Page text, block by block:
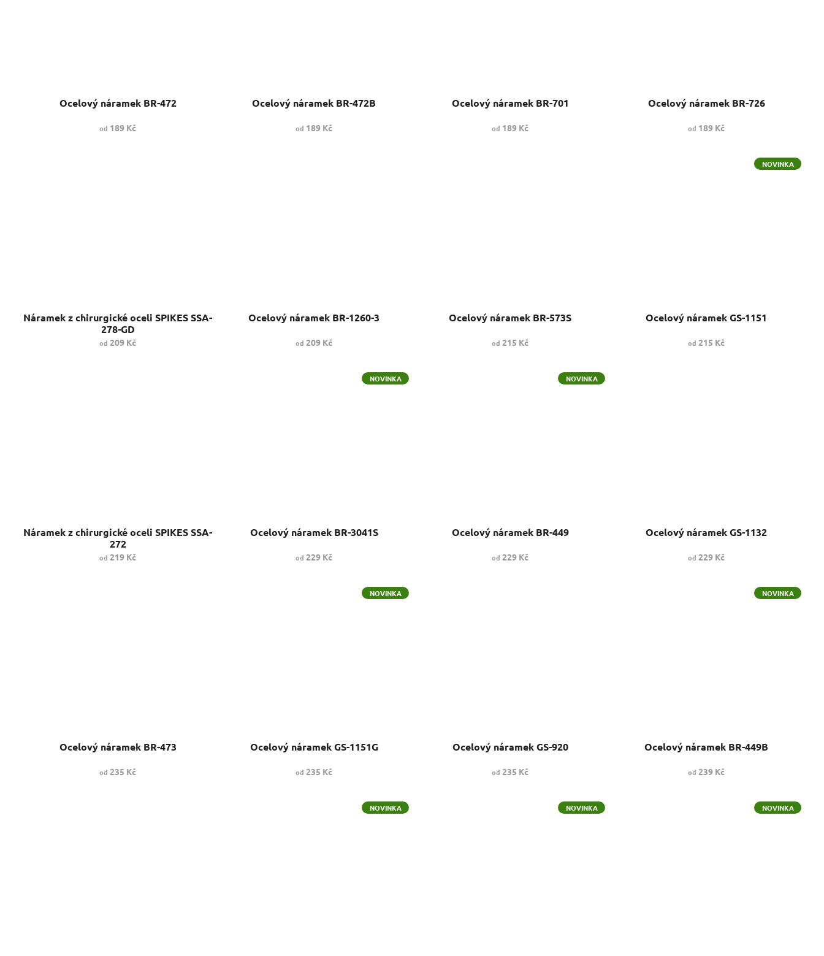
Ocelový náramek BR-472
od 189 Kč
Ocelový náramek BR-472B
od 189 Kč
Ocelový náramek BR-701
od 189 Kč
Ocelový náramek BR-726
od 189 Kč
Náramek z chirurgické oceli SPIKES SSA-
278-GD
od 209 Kč
Ocelový náramek BR-1260-3
od 209 Kč
Ocelový náramek BR-573S
od 215 Kč
NOVINKA
Ocelový náramek GS-1151
od 215 Kč
Náramek z chirurgické oceli SPIKES SSA-
272
od 219 Kč
NOVINKA
Ocelový náramek BR-3041S
od 229 Kč
NOVINKA
Ocelový náramek BR-449
od 229 Kč
Ocelový náramek GS-1132
od 229 Kč
Ocelový náramek BR-473
od 235 Kč
NOVINKA
Ocelový náramek GS-1151G
od 235 Kč
Ocelový náramek GS-920
od 235 Kč
NOVINKA
Ocelový náramek BR-449B
od 239 Kč
NOVINKA NOVINKA NOVINKA